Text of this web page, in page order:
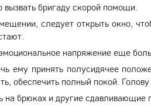
бригаду скорой помощи.
следует открыть окно,
напряжение еще
ему принять полусидячее
обеспечить полный покой. Голову
на брюках и другие сдавливающие